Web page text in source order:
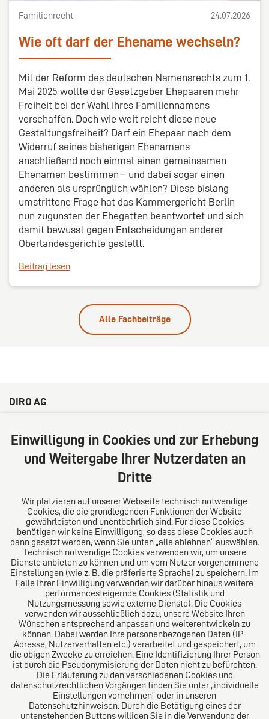
Familienrecht 24.07.2026
Wie oft darf der Ehename wechseln?
Mit der Reform des deutschen Namensrechts zum 1.
Mai 2025 wollte der Gesetzgeber Ehepaaren mehr
Freiheit bei der Wahl ihres Familiennamens
verschaffen. Doch wie weit reicht diese neue
Gestaltungsfreiheit? Darf ein Ehepaar nach dem
Widerruf seines bisherigen Ehenamens
anschließend noch einmal einen gemeinsamen
Ehenamen bestimmen – und dabei sogar einen
anderen als ursprünglich wählen? Diese bislang
umstrittene Frage hat das Kammergericht Berlin
nun zugunsten der Ehegatten beantwortet und sich
damit bewusst gegen Entscheidungen anderer
Oberlandesgerichte gestellt.
Beitrag lesen
Alle Fachbeiträge
DIRO AG
20354 Hamburg
Deutschland
Tel: +49 (0) 40 41352231
Über uns
Das Kanzlei-Vertrauensnetzwerk. Aus Europa für die
Welt. Für den erfolgreichen Mittelstand.
Folgen Sie uns auf
Das europäische Kanzlei-Netzwerk
Einwilligung in Cookies und zur Erhebung
und Weitergabe Ihrer Nutzerdaten an
Dritte
Wir platzieren auf unserer Webseite technisch notwendige
Cookies, die die grundlegenden Funktionen der Website
gewährleisten und unentbehrlich sind. Für diese Cookies
benötigen wir keine Einwilligung, so dass diese Cookies auch
dann gesetzt werden, wenn Sie unten „alle ablehnen“ auswählen.
Technisch notwendige Cookies verwenden wir, um unsere
Dienste anbieten zu können und um vom Nutzer vorgenommene
Einstellungen (wie z. B. die präferierte Sprache) zu speichern. Im
Falle Ihrer Einwilligung verwenden wir darüber hinaus weitere
performancesteigernde Cookies (Statistik und
Nutzungsmessung sowie externe Dienste). Die Cookies
verwenden wir ausschließlich dazu, unsere Website Ihren
Wünschen entsprechend anpassen und weiterentwickeln zu
können. Dabei werden Ihre personenbezogenen Daten (IP-
Adresse, Nutzerverhalten etc.) verarbeitet und gespeichert, um
die obigen Zwecke zu erreichen. Eine Identifizierung Ihrer Person
ist durch die Pseudonymisierung der Daten nicht zu befürchten.
Die Erläuterung zu den verschiedenen Cookies und
datenschutzrechtlichen Vorgängen finden Sie unter „individuelle
Einstellungen vornehmen“ oder in unseren
Datenschutzhinweisen. Durch die Betätigung eines der
untenstehenden Buttons willigen Sie in die Verwendung der